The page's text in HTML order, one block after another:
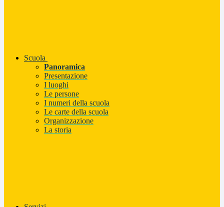
Scuola
Panoramica
Presentazione
I luoghi
Le persone
I numeri della scuola
Le carte della scuola
Organizzazione
La storia